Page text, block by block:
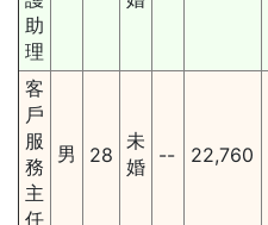
助
理
客
戶
服
務
主
任
男 28
未
婚
-- 22,760